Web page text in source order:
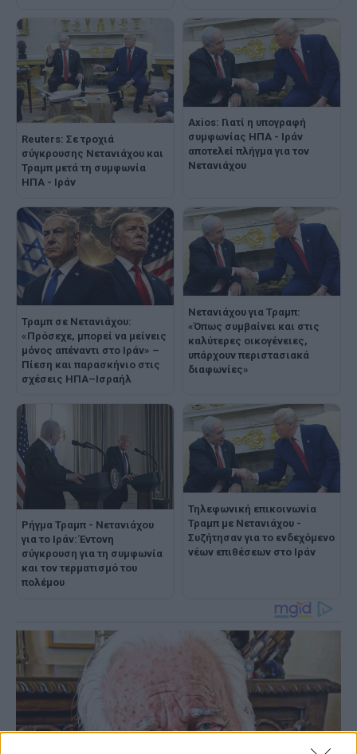
Reuters: Σε τροχιά
σύγκρουσης Νετανιάχου και
Τραμπ μετά τη συμφωνία
ΗΠΑ - Ιράν
Axios: Γιατί η υπογραφή
συμφωνίας ΗΠΑ - Ιράν
αποτελεί πλήγμα για τον
Νετανιάχου
Τραμπ σε Νετανιάχου:
«Πρόσεχε, μπορεί να μείνεις
μόνος απέναντι στο Ιράν» –
Πίεση και παρασκήνιο στις
σχέσεις ΗΠΑ–Ισραήλ
Νετανιάχου για Τραμπ:
«Όπως συμβαίνει και στις
καλύτερες οικογένειες,
υπάρχουν περιστασιακά
διαφωνίες»
Ρήγμα Τραμπ - Νετανιάχου
για το Ιράν: Έντονη
σύγκρουση για τη συμφωνία
και τον τερματισμό του
πολέμου
Τηλεφωνική επικοινωνία
Τραμπ με Νετανιάχου -
Συζήτησαν για το ενδεχόμενο
νέων επιθέσεων στο Ιράν